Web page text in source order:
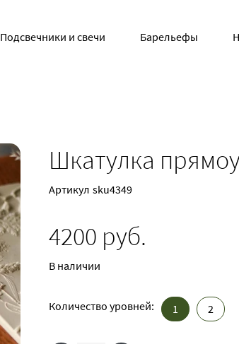
Подсвечники и свечи Барельефы
Шкатулка
Артикул sku4349
4200 руб.
В наличии
Количество уровней: 1 2